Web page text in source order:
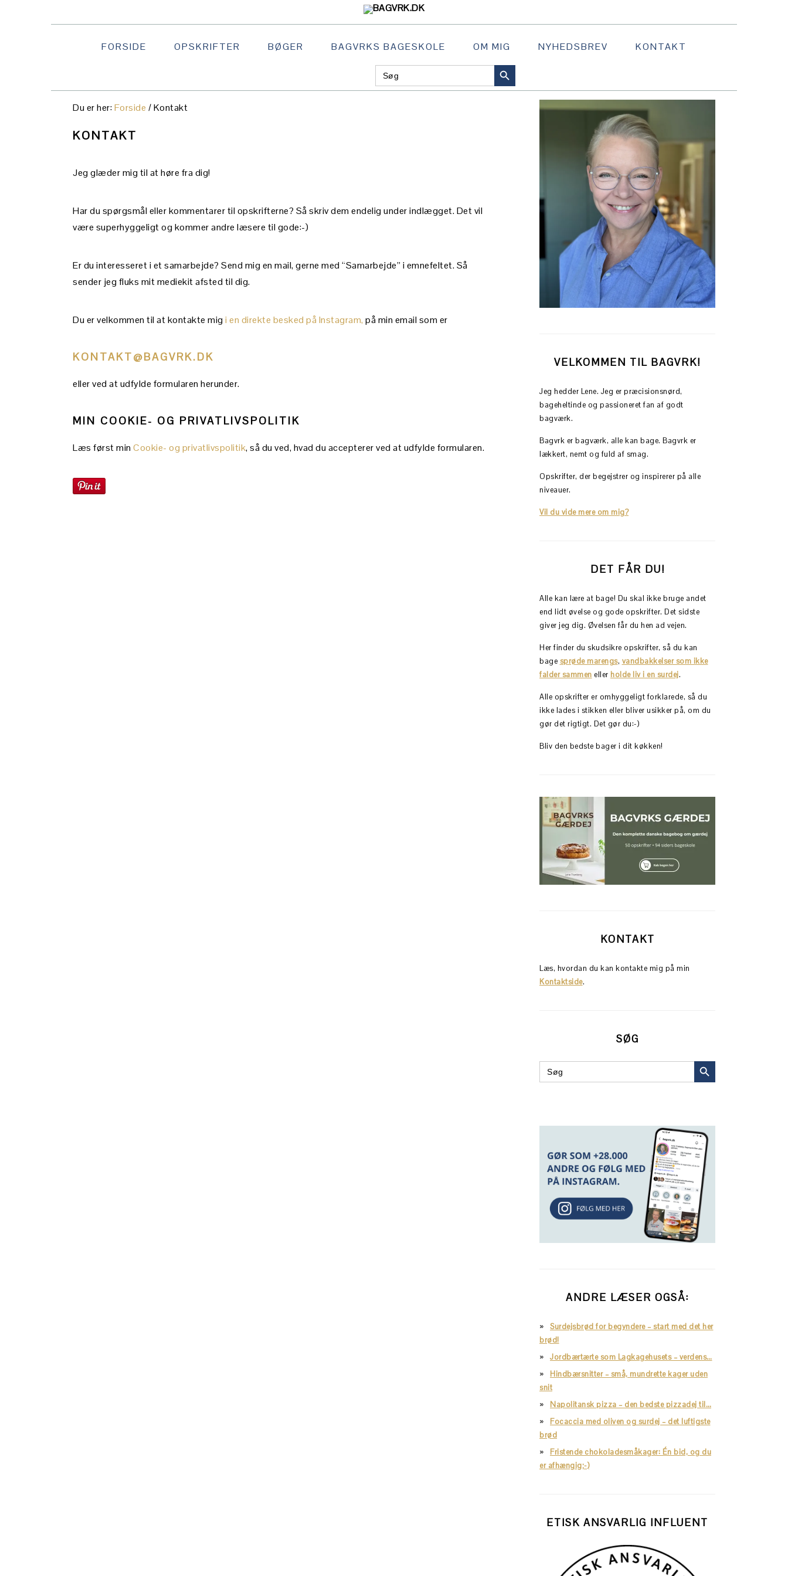
FORSIDE OPSKRIFTER BØGER BAGVRKS BAGESKOLE OM MIG NYHEDSBREV KONTAKT
MENU:
Search
for:
SEARCH BUTTON
Du er her:Forside /Kontakt
KONTAKT
Jeg glæder mig til at høre fra dig!
Har du spørgsmål eller kommentarer til opskrifterne? Så skriv dem endelig under indlægget. Det vil
være superhyggeligt og kommer andre læsere til gode:-)
Er du interesseret i et samarbejde? Send mig en mail, gerne med “Samarbejde” i emnefeltet. Så
sender jeg fluks mit mediekit afsted til dig.
Du er velkommen til at kontakte mig i en direkte besked på Instagram, på min email som er
KONTAKT@BAGVRK.DK
eller ved at udfylde formularen herunder.
MIN COOKIE- OG PRIVATLIVSPOLITIK
Læs først min Cookie- og privatlivspolitik, så du ved, hvad du accepterer ved at udfylde formularen.
PRIMÆR
SIDEBAR
VELKOMMEN TIL BAGVRK!
Jeg hedder Lene. Jeg er præcisionsnørd,
bageheltinde og passioneret fan af godt
bagværk.
Bagvrk er bagværk, alle kan bage. Bagvrk er
lækkert, nemt og fuld af smag.
Opskrifter, der begejstrer og inspirerer på alle
niveauer.
Vil du vide mere om mig?
DET FÅR DU!
Alle kan lære at bage! Du skal ikke bruge andet
end lidt øvelse og gode opskrifter. Det sidste
giver jeg dig. Øvelsen får du hen ad vejen.
Her finder du skudsikre opskrifter, så du kan
bage sprøde marengs, vandbakkelser som ikke
falder sammen eller holde liv i en surdej.
Alle opskrifter er omhyggeligt forklarede, så du
ikke lades i stikken eller bliver usikker på, om du
gør det rigtigt. Det gør du:-)
Bliv den bedste bager i dit køkken!
KONTAKT
Læs, hvordan du kan kontakte mig på min
Kontaktside.
SØG
Search
for:
SEARCH BUTTON
ANDRE LÆSER OGSÅ:
Surdejsbrød for begyndere – start med det her
brød!
Jordbærtærte som Lagkagehusets – verdens…
Hindbærsnitter – små, mundrette kager uden
snit
Napolitansk pizza – den bedste pizzadej til…
Focaccia med oliven og surdej – det luftigste
brød
Fristende chokoladesmåkager: Én bid, og du
er afhængig;-)
ETISK ANSVARLIG INFLUENT